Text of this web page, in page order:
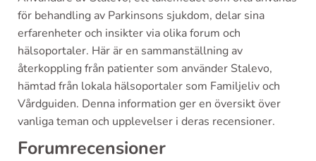
för behandling av Parkinsons sjukdom, delar sina
erfarenheter och insikter via olika forum och
hälsoportaler. Här är en sammanställning av
återkoppling från patienter som använder Stalevo,
hämtad från lokala hälsoportaler som Familjeliv och
Vårdguiden. Denna information ger en översikt över
vanliga teman och upplevelser i deras recensioner.
Forumrecensioner